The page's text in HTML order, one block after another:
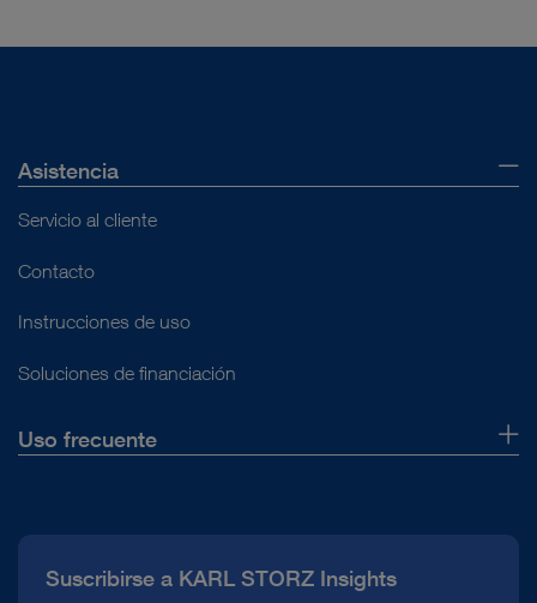
Asistencia
Servicio al cliente
Contacto
Instrucciones de uso
Soluciones de financiación
Uso frecuente
Línea de atención para el Cumplimiento normativo (Hotline)
Suscribirse a KARL STORZ Insights